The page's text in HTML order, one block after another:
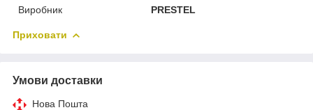
Виробник
PRESTEL
Приховати
Умови доставки
Нова Пошта